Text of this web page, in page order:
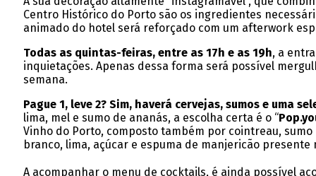
Centro Histórico do Porto são os ingredientes
animado do hotel será reforçado com um afterwork
Todas as quintas-feiras, entre as 17h e as 19h, a
inquietações. Apenas dessa forma será possível
semana.
Pague 1, leve 2? Sim, haverá cervejas, sumos e uma
lima, mel e sumo de ananás, a escolha certa é o “
Vinho do Porto, composto também por cointreau,
branco, lima, açúcar e espuma de manjericão presente
A acompanhar o menu de cocktails, é ainda possível